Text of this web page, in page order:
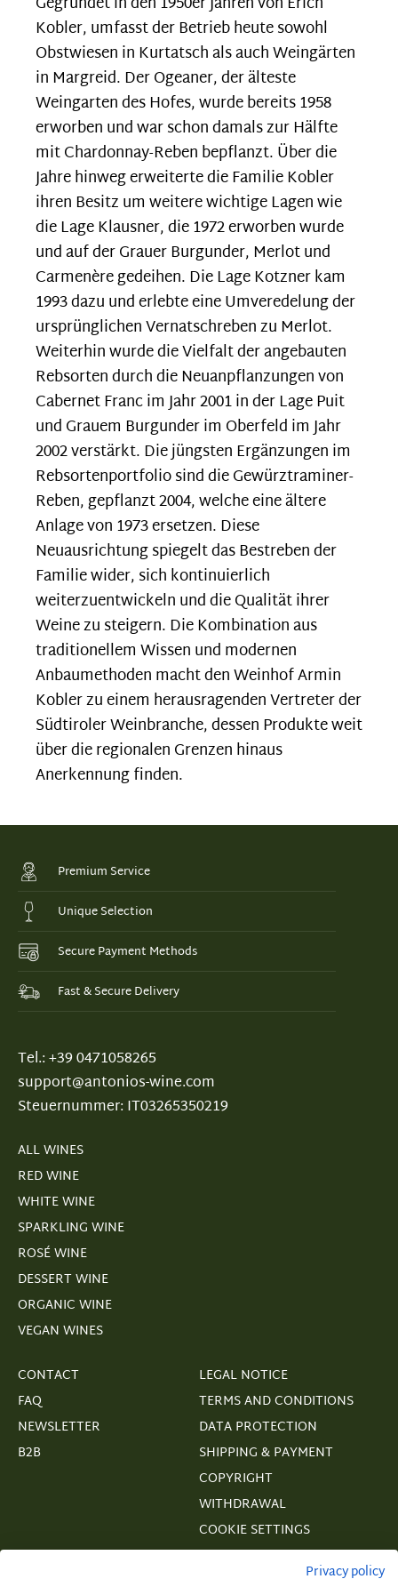
Kobler, umfasst der Betrieb heute sowohl
Obstwiesen in Kurtatsch als auch Weingärten
in Margreid. Der Ogeaner, der älteste
Weingarten des Hofes, wurde bereits 1958
erworben und war schon damals zur Hälfte
mit Chardonnay-Reben bepflanzt. Über die
Jahre hinweg erweiterte die Familie Kobler
ihren Besitz um weitere wichtige Lagen wie
die Lage Klausner, die 1972 erworben wurde
und auf der Grauer Burgunder, Merlot und
Carmenère gedeihen. Die Lage Kotzner kam
1993 dazu und erlebte eine Umveredelung der
ursprünglichen Vernatschreben zu Merlot.
Weiterhin wurde die Vielfalt der angebauten
Rebsorten durch die Neuanpflanzungen von
Cabernet Franc im Jahr 2001 in der Lage Puit
und Grauem Burgunder im Oberfeld im Jahr
2002 verstärkt. Die jüngsten Ergänzungen im
Rebsortenportfolio sind die Gewürztraminer-
Reben, gepflanzt 2004, welche eine ältere
Anlage von 1973 ersetzen. Diese
Neuausrichtung spiegelt das Bestreben der
Familie wider, sich kontinuierlich
weiterzuentwickeln und die Qualität ihrer
Weine zu steigern. Die Kombination aus
traditionellem Wissen und modernen
Anbaumethoden macht den Weinhof Armin
Kobler zu einem herausragenden Vertreter der
Südtiroler Weinbranche, dessen Produkte weit
über die regionalen Grenzen hinaus
Anerkennung finden.
Premium Service
Unique Selection
Secure Payment Methods
Fast & Secure Delivery
Tel.: +39 0471058265
support@antonios-wine.com
Steuernummer: IT03265350219
ALL WINES
RED WINE
WHITE WINE
SPARKLING WINE
ROSÉ WINE
DESSERT WINE
ORGANIC WINE
VEGAN WINES
CONTACT
FAQ
NEWSLETTER
B2B
LEGAL NOTICE
TERMS AND CONDITIONS
DATA PROTECTION
SHIPPING & PAYMENT
COPYRIGHT
WITHDRAWAL
COOKIE SETTINGS
VERTRAGSWIDERRUF
Privacy policy